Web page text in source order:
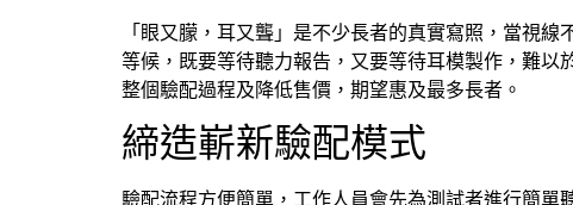
「眼又朦，耳又聾」是不少長者的真實寫照，當視
等候，既要等待聽力報告，又要等待耳模製作，難
整個驗配過程及降低售價，期望惠及最多長者。
締造嶄新驗配模式
驗配流程方便簡單，工作人員會先為測試者進行簡單